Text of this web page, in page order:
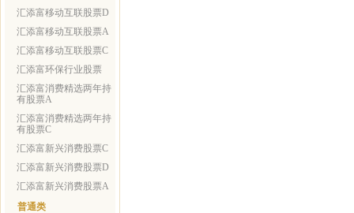
汇添富移动互联股票D
汇添富移动互联股票A
汇添富移动互联股票C
汇添富环保行业股票
汇添富消费精选两年持
有股票A
汇添富消费精选两年持
有股票C
汇添富新兴消费股票C
汇添富新兴消费股票D
汇添富新兴消费股票A
普通类